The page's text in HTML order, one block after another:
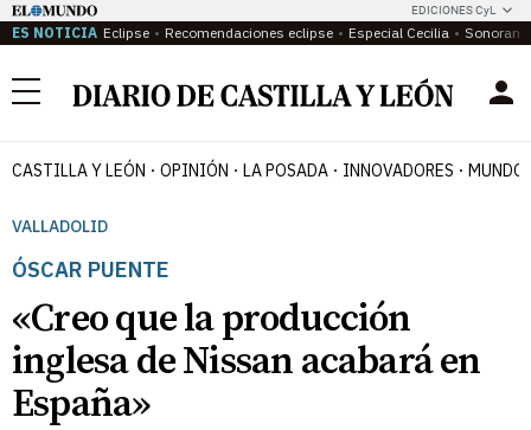
EDICIONES CyL
ES NOTICIA Eclipse Recomendaciones eclipse Especial Cecilia
Menú
CASTILLA Y LEÓN OPINIÓN LA POSADA INNOVADORES MUNDO
VALLADOLID
ÓSCAR PUENTE
«Creo que la producción
inglesa de Nissan acabará en
España»